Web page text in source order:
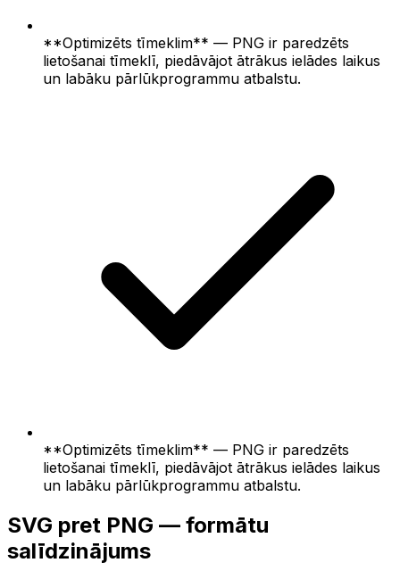
**Optimizēts tīmeklim** — PNG ir paredzēts
lietošanai tīmeklī, piedāvājot ātrākus ielādes laikus
un labāku pārlūkprogrammu atbalstu.
**Optimizēts tīmeklim** — PNG ir paredzēts
lietošanai tīmeklī, piedāvājot ātrākus ielādes laikus
un labāku pārlūkprogrammu atbalstu.
SVG pret PNG — formātu
salīdzinājums